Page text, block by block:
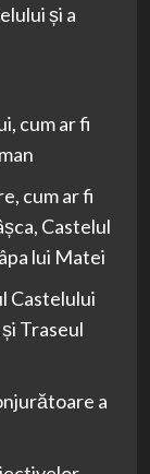
și a
cum ar fi
cum ar fi
Castelul
lui Matei
Castelului
Traseul
a